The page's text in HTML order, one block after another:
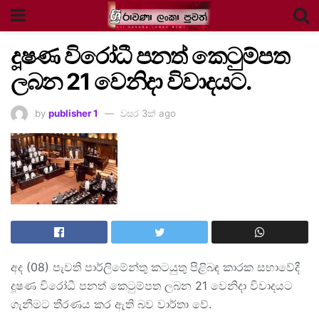
දූෂණ විරෝධී පනත් කෙටුම්පත
ලබන 21 වෙනිදා විවාදයට.
by publisher 1 වසර 3ක් ago
අද (08) පැවති පාර්ලිමේන්තු කටයුතු පිළිබඳ කාරක සභාවේදී
දූෂණ විරෝධී පනත් කෙටුම්පත ලබන 21 වෙනිදා විවාදයට
ගැනීමට තීරණය කර ඇති බව වාර්තා වේ.